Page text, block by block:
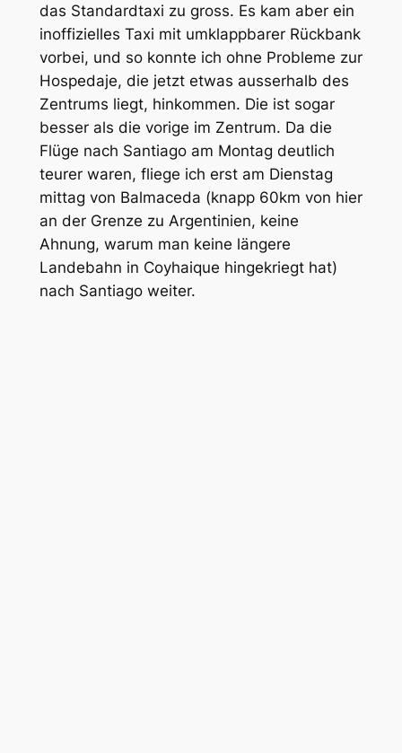
das Standardtaxi zu gross. Es kam aber ein
inoffizielles Taxi mit umklappbarer Rückbank
vorbei, und so konnte ich ohne Probleme zur
Hospedaje, die jetzt etwas ausserhalb des
Zentrums liegt, hinkommen. Die ist sogar
besser als die vorige im Zentrum. Da die
Flüge nach Santiago am Montag deutlich
teurer waren, fliege ich erst am Dienstag
mittag von Balmaceda (knapp 60km von hier
an der Grenze zu Argentinien, keine
Ahnung, warum man keine längere
Landebahn in Coyhaique hingekriegt hat)
nach Santiago weiter.